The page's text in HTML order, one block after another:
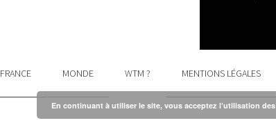
FRANCE MONDE WTM ? MENTIONS LÉGALES
En continuant à utiliser le site, vous acceptez l’utilisation